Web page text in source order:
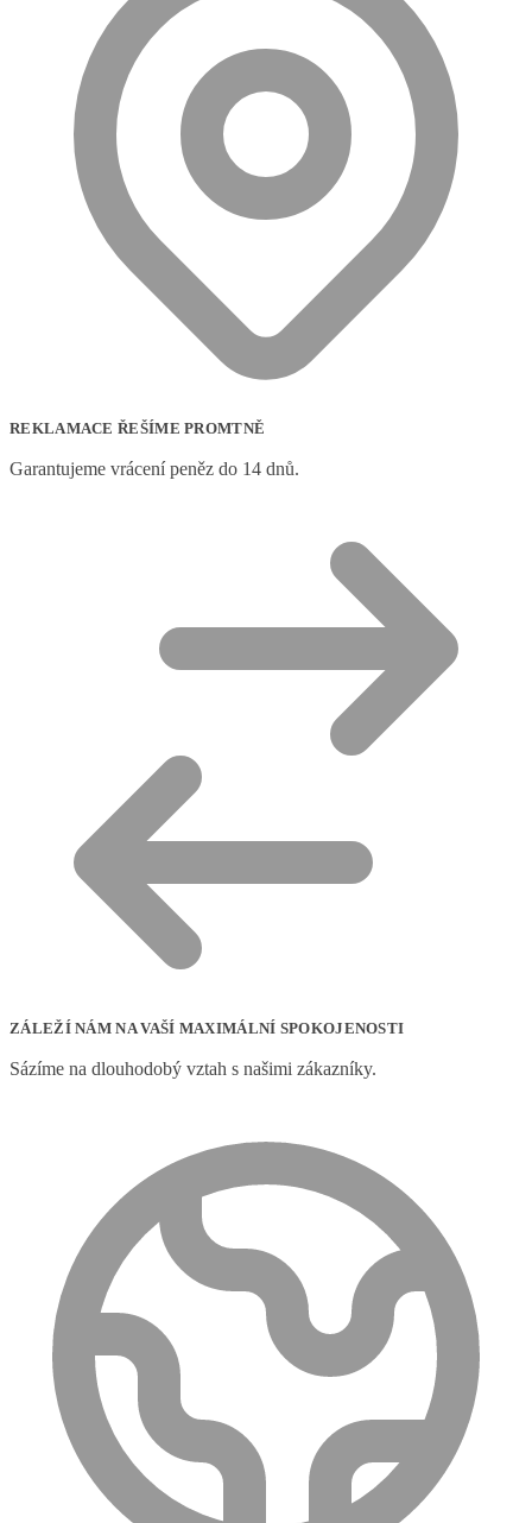
REKLAMACE ŘEŠÍME PROMTNĚ
Garantujeme vrácení peněz do 14 dnů.
ZÁLEŽÍ NÁM NA VAŠÍ MAXIMÁLNÍ SPOKOJENOSTI
Sázíme na dlouhodobý vztah s našimi zákazníky.